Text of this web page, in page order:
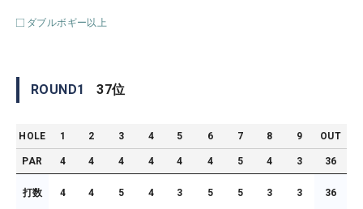
ダブルボギー以上
ROUND1 37位
HOLE 1 2 3 4 5 6 7 8 9 OUT
PAR 4 4 4 4 4 4 5 4 3 36
打数 4 4 5 4 3 5 5 3 3 36